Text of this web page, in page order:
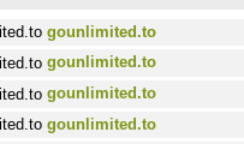
gounlimited.to
gounlimited.to
gounlimited.to
gounlimited.to